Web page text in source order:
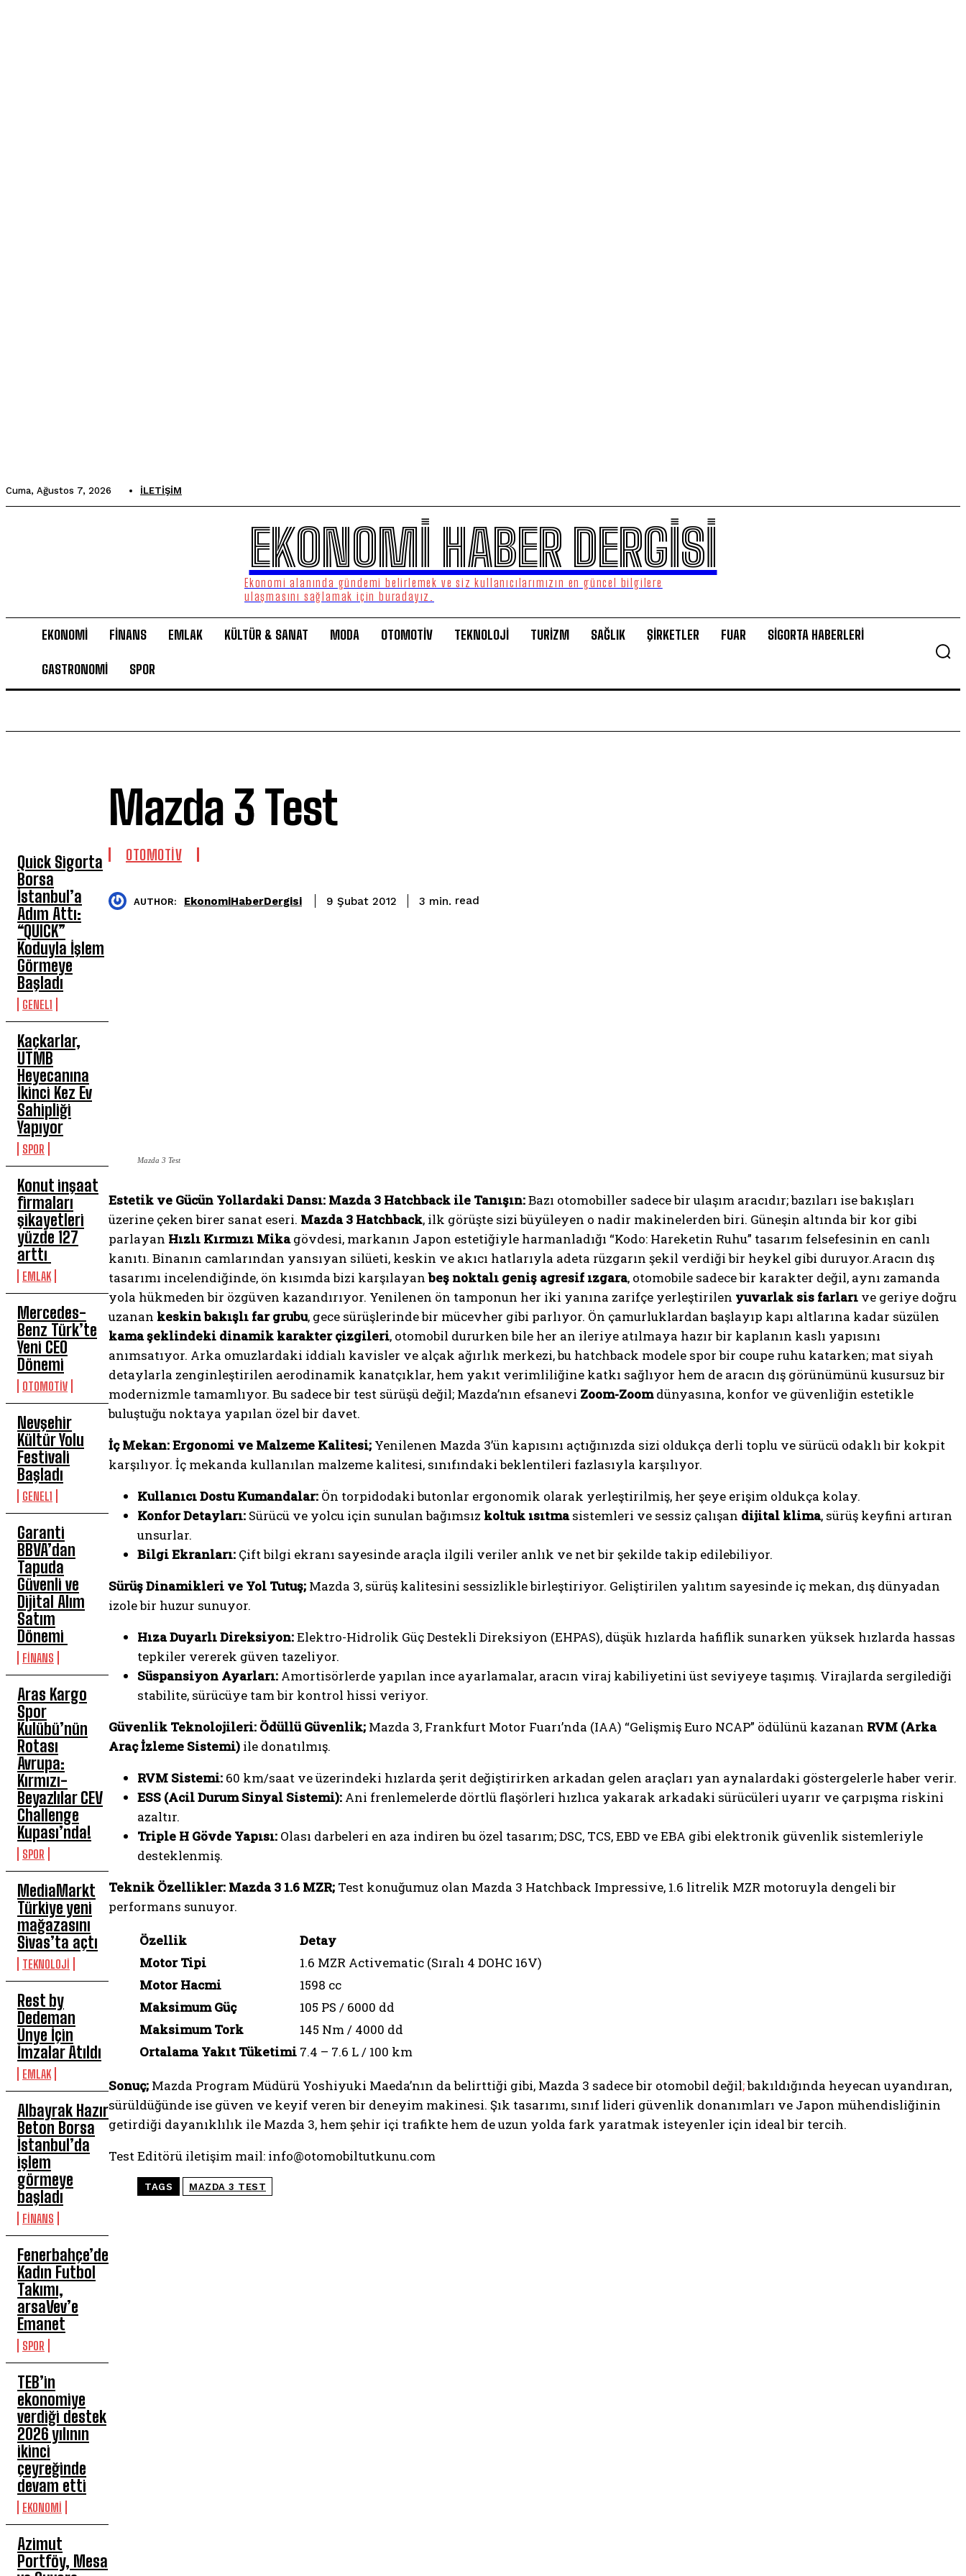
Cuma, Ağustos 7, 2026 İLETIŞIM
EKONOMİ HABER DERGİSİ
Ekonomi alanında gündemi belirlemek ve siz kullanıcılarımızın en güncel bilgilere
ulaşmasını sağlamak için buradayız.
EKONOMİ FİNANS EMLAK KÜLTÜR & SANAT MODA OTOMOTİV TEKNOLOJİ TURİZM SAĞLIK ŞİRKETLER FUAR SİGORTA HABERLERİ
GASTRONOMİ SPOR
Quick Sigorta
Borsa
İstanbul’a
Adım Attı:
“QUICK”
Koduyla İşlem
Görmeye
Başladı
GENEL1
Kaçkarlar,
UTMB
Heyecanına
İkinci Kez Ev
Sahipliği
Yapıyor
SPOR
Konut inşaat
firmaları
şikayetleri
yüzde 127
arttı
EMLAK
Mercedes-
Benz Türk’te
Yeni CEO
Dönemi
OTOMOTİV
Nevşehir
Kültür Yolu
Festivali
Başladı
GENEL1
Garanti
BBVA’dan
Tapuda
Güvenli ve
Dijital Alım
Satım
Dönemi
FİNANS
Aras Kargo
Spor
Kulübü’nün
Rotası
Avrupa:
Kırmızı-
Beyazlılar CEV
Challenge
Kupası’nda!
SPOR
MediaMarkt
Türkiye yeni
mağazasını
Sivas’ta açtı
TEKNOLOJİ
Rest by
Dedeman
Ünye İçin
İmzalar Atıldı
EMLAK
Albayrak Hazır
Beton Borsa
İstanbul’da
işlem
görmeye
başladı
FİNANS
Fenerbahçe’de
Kadın Futbol
Takımı,
arsaVev’e
Emanet
SPOR
TEB’in
ekonomiye
verdiği destek
2026 yılının
ikinci
çeyreğinde
devam etti
EKONOMİ
Azimut
Portföy, Mesa
Mazda 3 Test
OTOMOTİV
AUTHOR: EkonomiHaberDergisi 9 Şubat 2012 3 min. read
Mazda 3 Test
Estetik ve Gücün Yollardaki Dansı: Mazda 3 Hatchback ile Tanışın:Bazı otomobiller sadece bir ulaşım aracıdır; bazıları ise bakışları
üzerine çeken birer sanat eseri. Mazda 3 Hatchback, ilk görüşte sizi büyüleyen o nadir makinelerden biri. Güneşin altında bir kor gibi
parlayan Hızlı Kırmızı Mikagövdesi, markanın Japon estetiğiyle harmanladığı “Kodo: Hareketin Ruhu” tasarım felsefesinin en canlı
kanıtı. Binanın camlarından yansıyan silüeti, keskin ve akıcı hatlarıyla adeta rüzgarın şekil verdiği bir heykel gibi duruyor.Aracın dış
tasarımı incelendiğinde, ön kısımda bizi karşılayanbeş noktalı geniş agresif ızgara, otomobile sadece bir karakter değil, aynı zamanda
yola hükmeden bir özgüven kazandırıyor. Yenilenen ön tamponun her iki yanına zarifçe yerleştirilen yuvarlak sis farları ve geriye doğru
uzanan keskin bakışlı far grubu, gece sürüşlerinde bir mücevher gibi parlıyor. Ön çamurluklardan başlayıp kapı altlarına kadar süzülen
kama şeklindeki dinamik karakter çizgileri, otomobil dururken bile her an ileriye atılmaya hazır bir kaplanın kaslı yapısını
anımsatıyor. Arka omuzlardaki iddialı kavisler ve alçak ağırlık merkezi, bu hatchback modele spor bir coupe ruhu katarken; mat siyah
detaylarla zenginleştirilen aerodinamik kanatçıklar, hem yakıt verimliliğine katkı sağlıyor hem de aracın dış görünümünü kusursuz bir
modernizmle tamamlıyor. Bu sadece bir test sürüşü değil; Mazda’nın efsanevi Zoom-Zoomdünyasına, konfor ve güvenliğin estetikle
buluştuğu noktaya yapılan özel bir davet.
İç Mekan: Ergonomi ve Malzeme Kalitesi; Yenilenen Mazda 3’ün kapısını açtığınızda sizi oldukça derli toplu ve sürücü odaklı bir kokpit
karşılıyor. İç mekanda kullanılan malzeme kalitesi, sınıfındaki beklentileri fazlasıyla karşılıyor.
Kullanıcı Dostu Kumandalar: Ön torpidodaki butonlar ergonomik olarak yerleştirilmiş, her şeye erişim oldukça kolay.
Konfor Detayları: Sürücü ve yolcu için sunulan bağımsız koltuk ısıtmasistemleri ve sessiz çalışan dijital klima, sürüş keyfini artıran
unsurlar.
Bilgi Ekranları: Çift bilgi ekranı sayesinde araçla ilgili veriler anlık ve net bir şekilde takip edilebiliyor.
Sürüş Dinamikleri ve Yol Tutuş; Mazda 3, sürüş kalitesini sessizlikle birleştiriyor. Geliştirilen yalıtım sayesinde iç mekan, dış dünyadan
izole bir huzur sunuyor.
Hıza Duyarlı Direksiyon:Elektro-Hidrolik Güç Destekli Direksiyon (EHPAS), düşük hızlarda hafiflik sunarken yüksek hızlarda hassas
tepkiler vererek güven tazeliyor.
Süspansiyon Ayarları: Amortisörlerde yapılan ince ayarlamalar, aracın viraj kabiliyetini üst seviyeye taşımış. Virajlarda sergilediği
stabilite, sürücüye tam bir kontrol hissi veriyor.
Güvenlik Teknolojileri: Ödüllü Güvenlik; Mazda 3, Frankfurt Motor Fuarı’nda (IAA) “Gelişmiş Euro NCAP” ödülünü kazanan RVM (Arka
Araç İzleme Sistemi) ile donatılmış.
RVM Sistemi: 60 km/saat ve üzerindeki hızlarda şerit değiştirirken arkadan gelen araçları yan aynalardaki göstergelerle haber verir.
ESS (Acil Durum Sinyal Sistemi): Ani frenlemelerde dörtlü flaşörleri hızlıca yakarak arkadaki sürücüleri uyarır ve çarpışma riskini
azaltır.
Triple H Gövde Yapısı: Olası darbeleri en aza indiren bu özel tasarım; DSC, TCS, EBD ve EBA gibi elektronik güvenlik sistemleriyle
desteklenmiş.
Teknik Özellikler: Mazda 3 1.6 MZR; Test konuğumuz olan Mazda 3 Hatchback Impressive, 1.6 litrelik MZR motoruyla dengeli bir
performans sunuyor.
Özellik
Detay
Motor Tipi
1.6 MZR Activematic (Sıralı 4 DOHC 16V)
Motor Hacmi
1598 cc
Maksimum Güç
105 PS / 6000 dd
Maksimum Tork
145 Nm / 4000 dd
Ortalama Yakıt Tüketimi 7.4 – 7.6 L / 100 km
Sonuç; Mazda Program Müdürü Yoshiyuki Maeda’nın da belirttiği gibi, Mazda 3 sadece bir otomobil değil;bakıldığında heyecan uyandıran,
sürüldüğünde ise güven ve keyif veren bir deneyim makinesi. Şık tasarımı, sınıf lideri güvenlik donanımları ve Japon mühendisliğinin
getirdiği dayanıklılık ile Mazda 3, hem şehir içi trafikte hem de uzun yolda fark yaratmak isteyenler için ideal bir tercih.
Test Editörü iletişim mail: info@otomobiltutkunu.com
TAGS MAZDA 3 TEST